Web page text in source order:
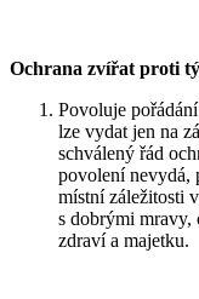
Ochrana zvířat proti
Povoluje
lze vydat jen na
schválený řád
povolení nevydá,
místní záležitosti
s dobrými mravy,
zdraví a majetku.